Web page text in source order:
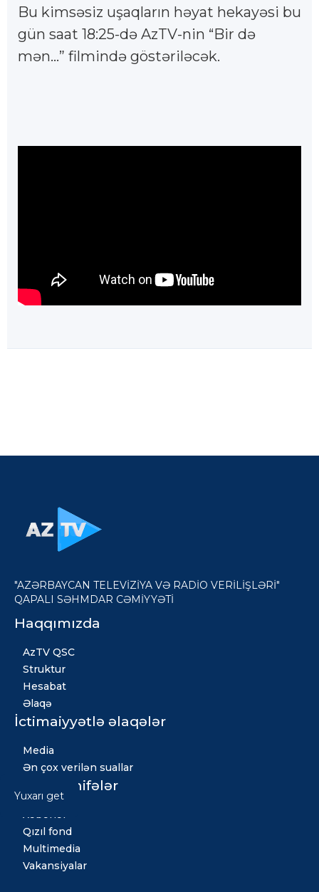
Bu kimsəsiz uşaqların həyat hekayəsi bu
gün saat 18:25-də AzTV-nin “Bir də
mən...” filmində göstəriləcək.
"AZƏRBAYCAN TELEVİZİYA VƏ RADİO VERİLİŞLƏRİ"
QAPALI SƏHMDAR CƏMİYYƏTİ
Haqqımızda
AzTV QSC
Struktur
Hesabat
Əlaqə
İctimaiyyətlə əlaqələr
Media
Ən çox verilən suallar
Digər səhifələr
Xəbərlər
Qızıl fond
Multimedia
Vakansiyalar
Yuxarı get